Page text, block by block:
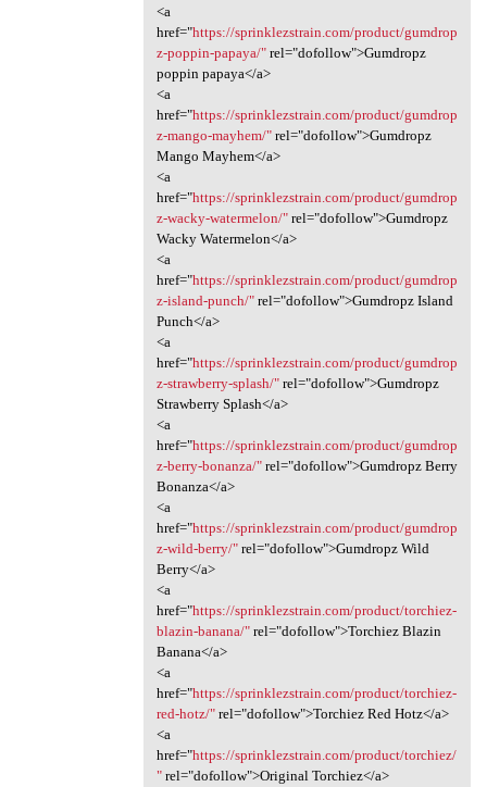
<a
href="https://sprinklezstrain.com/product/gumdrop
z-poppin-papaya/"rel="dofollow">Gumdropz
poppin papaya</a>
<a
href="https://sprinklezstrain.com/product/gumdrop
z-mango-mayhem/"rel="dofollow">Gumdropz
Mango Mayhem</a>
<a
href="https://sprinklezstrain.com/product/gumdrop
z-wacky-watermelon/"rel="dofollow">Gumdropz
Wacky Watermelon</a>
<a
href="https://sprinklezstrain.com/product/gumdrop
z-island-punch/"rel="dofollow">Gumdropz Island
Punch</a>
<a
href="https://sprinklezstrain.com/product/gumdrop
z-strawberry-splash/"rel="dofollow">Gumdropz
Strawberry Splash</a>
<a
href="https://sprinklezstrain.com/product/gumdrop
z-berry-bonanza/"rel="dofollow">Gumdropz Berry
Bonanza</a>
<a
href="https://sprinklezstrain.com/product/gumdrop
z-wild-berry/"rel="dofollow">Gumdropz Wild
Berry</a>
<a
href="https://sprinklezstrain.com/product/torchiez-
blazin-banana/"rel="dofollow">Torchiez Blazin
Banana</a>
<a
href="https://sprinklezstrain.com/product/torchiez-
red-hotz/"rel="dofollow">Torchiez Red Hotz</a>
<a
href="https://sprinklezstrain.com/product/torchiez/
"rel="dofollow">Original Torchiez</a>